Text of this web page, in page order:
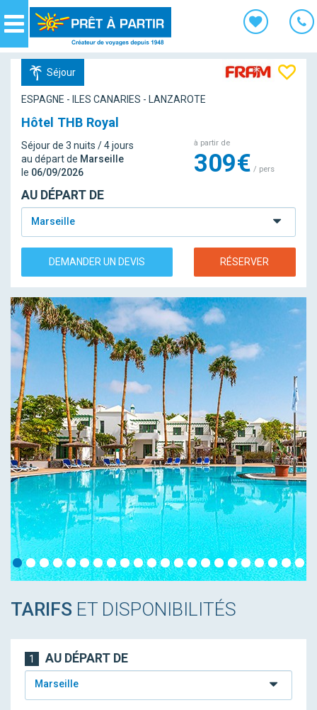
Navigation
Séjour
ESPAGNE - ILES CANARIES - LANZAROTE
Hôtel THB Royal
Séjour de 3 nuits / 4 jours
au départ de Marseille
le 06/09/2026
à partir de
309€ / pers
AU DÉPART DE
Marseille
DEMANDER UN DEVIS RÉSERVER
TARIFS ET DISPONIBILITÉS
1 AU DÉPART DE
Marseille
Panneau de gestion des cookies